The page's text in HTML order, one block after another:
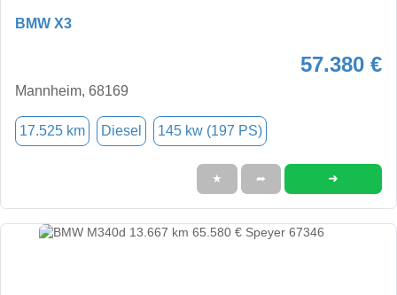
BMW X3
57.380 €
Mannheim, 68169
17.525 km Diesel 145 kw (197 PS)
★ ➦ ➜